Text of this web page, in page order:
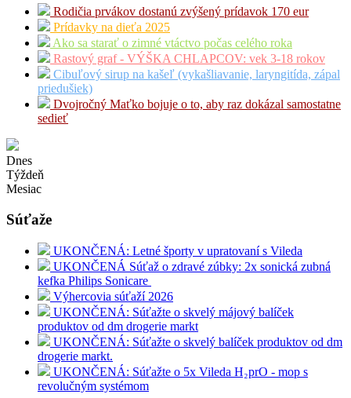
Rodičia prvákov dostanú zvýšený prídavok 170 eur
Prídavky na dieťa 2025
Ako sa starať o zimné vtáctvo počas celého roka
Rastový graf - VÝŠKA CHLAPCOV: vek 3-18 rokov
Cibuľový sirup na kašeľ (vykašliavanie, laryngitída, zápal
priedušiek)
Dvojročný Maťko bojuje o to, aby raz dokázal samostatne
sedieť
Dnes
Týždeň
Mesiac
Súťaže
UKONČENÁ: Letné športy v upratovaní s Vileda
UKONČENÁ Súťaž o zdravé zúbky: 2x sonická zubná
kefka Philips Sonicare
Výhercovia súťaží 2026
UKONČENÁ: Súťažte o skvelý májový balíček
produktov od dm drogerie markt
UKONČENÁ: Súťažte o skvelý balíček produktov od dm
drogerie markt.
UKONČENÁ: Súťažte o 5x Vileda H₂prO - mop s
revolučným systémom